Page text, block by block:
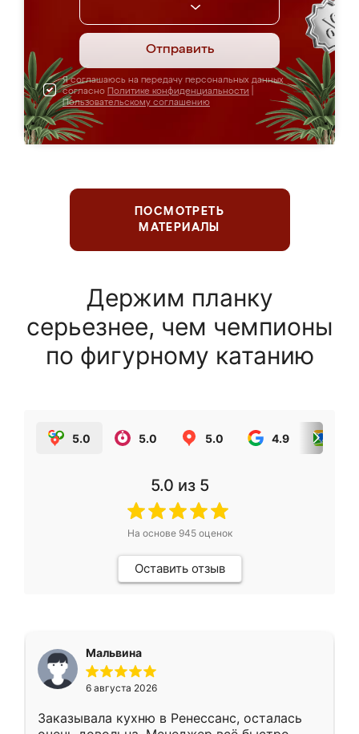
Отправить
Я соглашаюсь на передачу персональных данных
согласно Политике конфиденциальности
Пользовательскому соглашению
ПОСМОТРЕТЬ
МАТЕРИАЛЫ
Держим планку
серьезнее, чем чемпионы
по фигурному катанию
5.0 5.0 5.0 4.9
5.0 из 5
На основе 945оценок
Оставить отзыв
Мальвина
6 августа 2026
Заказывала кухню в Ренессанс, осталась